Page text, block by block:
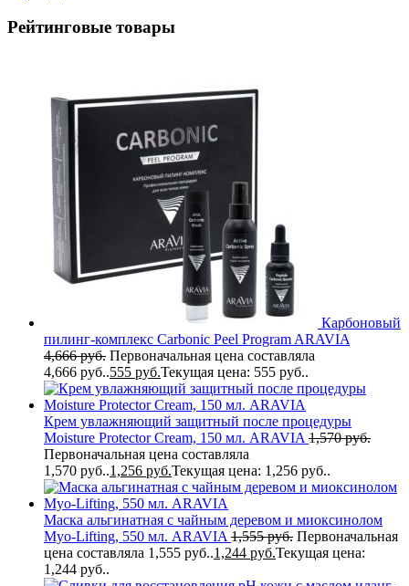
Рейтинговые товары
Карбоновый
пилинг-комплекс Carbonic Peel Program ARAVIA
4,666руб. Первоначальная цена составляла
4,666 руб..555 руб.Текущая цена: 555 руб..
Крем увлажняющий защитный после процедуры
Moisture Protector Cream, 150 мл. ARAVIA 1,570руб.
Первоначальная цена составляла
1,570 руб..1,256 руб.Текущая цена: 1,256 руб..
Маска альгинатная с чайным деревом и миоксинолом
Myo-Lifting, 550 мл. ARAVIA 1,555руб. Первоначальная
цена составляла 1,555 руб..1,244 руб.Текущая цена:
1,244 руб..